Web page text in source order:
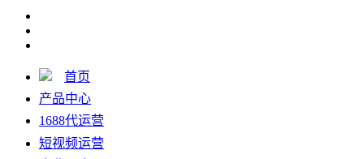
首页
产品中心
1688代运营
短视频运营